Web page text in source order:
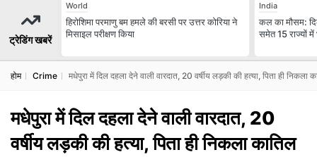
ट्रेडिंग खबरें
World
हिरोशिमा परमाणु बम हमले की बरसी पर उत्तर कोरिया ने
मिसाइल परीक्षण किया
India
कल का मौसम:
समेत 15 राज्यों में
होम Crime मधेपुरा में दिल दहला देने वाली वारदात, 20 वर्षीय लड़की की हत्या, पिता ही निकला
मधेपुरा में दिल दहला देने वाली वारदात, 20
वर्षीय लड़की की हत्या, पिता ही निकला कातिल